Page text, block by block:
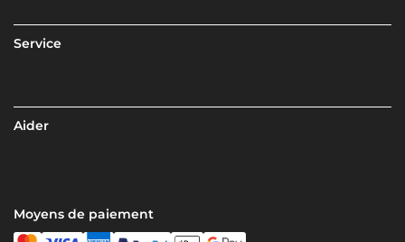
Service
Aider
Moyens de paiement